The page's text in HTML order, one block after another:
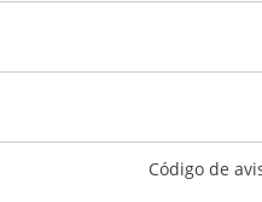
Código de